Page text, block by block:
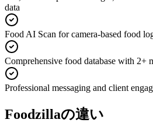
data
Food AI Scan for camera-based food
Comprehensive food database with 2+
Professional messaging and client
Foodzillaの違い